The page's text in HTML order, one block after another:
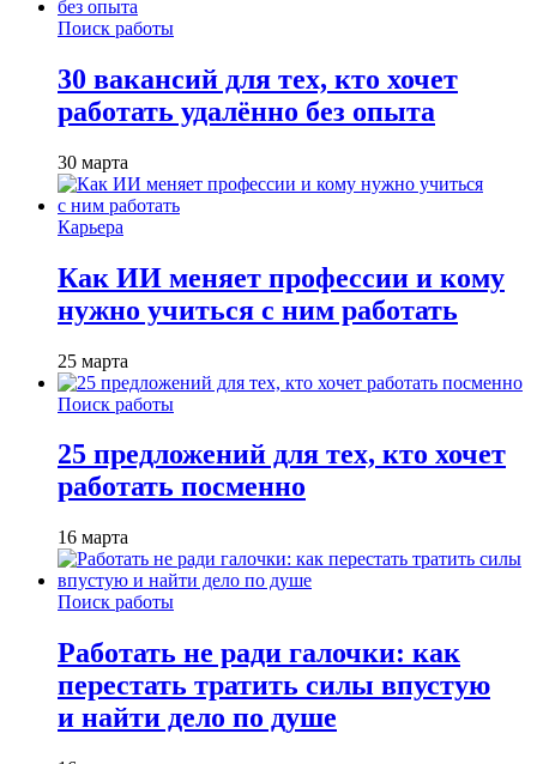
Поиск работы
30 вакансий для тех, кто хочет
работать удалённо без опыта
30 марта
Карьера
Как ИИ меняет профессии и кому
нужно учиться с ним работать
25 марта
Поиск работы
25 предложений для тех, кто хочет
работать посменно
16 марта
Поиск работы
Работать не ради галочки: как
перестать тратить силы впустую
и найти дело по душе